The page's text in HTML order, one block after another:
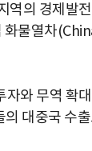
역의 경제발
물열차
와 무역 확
대중국 수